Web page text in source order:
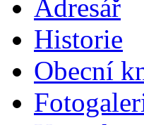
Adresář
Historie
Obecní